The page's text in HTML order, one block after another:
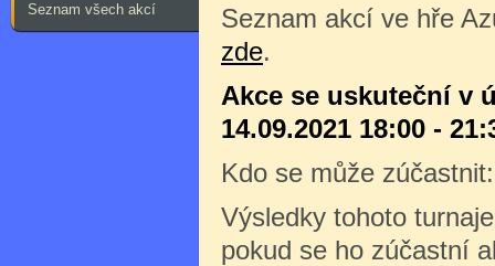
Seznam všech akcí
Seznam akcí ve hře
zde.
Akce se uskuteční v
14.09.2021 18:00 -
Kdo se může
Výsledky tohoto
pokud se ho zúčastní